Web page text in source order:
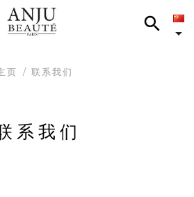


页 联系我们
系我们